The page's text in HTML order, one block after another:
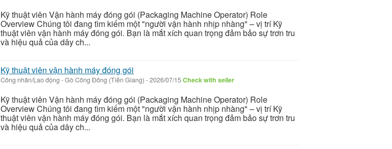
Kỹ thuật viên Vận hành máy đóng gói (Packaging Machine Operator) Role
Overview Chúng tôi đang tìm kiếm một "người vận hành nhịp nhàng" – vị trí Kỹ
thuật viên vận hành máy đóng gói. Bạn là mắt xích quan trọng đảm bảo sự trơn tru
và hiệu quả của dây ch...
Kỹ thuật viên vận hành máy đóng gói
Công nhân/Lao động -Gò Công Đông (Tiền Giang) -2026/07/15Check with seller
Kỹ thuật viên Vận hành máy đóng gói (Packaging Machine Operator) Role
Overview Chúng tôi đang tìm kiếm một "người vận hành nhịp nhàng" – vị trí Kỹ
thuật viên vận hành máy đóng gói. Bạn là mắt xích quan trọng đảm bảo sự trơn tru
và hiệu quả của dây ch...